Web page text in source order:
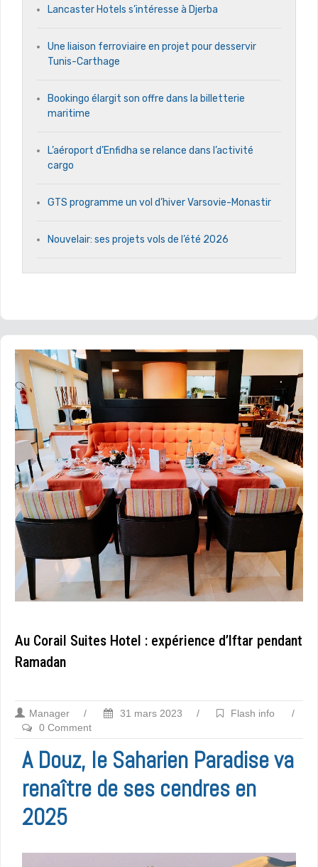
Lancaster Hotels s’intéresse à Djerba
Une liaison ferroviaire en projet pour desservir
Tunis-Carthage
Bookingo élargit son offre dans la billetterie
maritime
L’aéroport d’Enfidha se relance dans l’activité
cargo
GTS programme un vol d’hiver Varsovie-Monastir
Nouvelair: ses projets vols de l’été 2026
Au Corail Suites Hotel : expérience d’Iftar pendant
Ramadan
Manager / 31 mars 2023 / Flash info
/
0 Comment
A Douz, le Saharien Paradise va
renaître de ses cendres en
2025